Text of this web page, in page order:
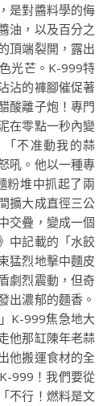
是對醬料學的侮
油，以及百分之
頂端裂開，露出
色光芒。K-999特
沾的褲腳催促著
酸離子炮！專門
在零點一秒內變
不准動我的蒜
吼。他以一種專
粉堆中抓起了兩
擴大成直徑三公
交疊，變成一個
中記載的「水餃
猛烈地擊中麵皮
劇烈震動，但奇
出濃郁的麵香。
K-999焦急地大
他那缸陳年老蒜
他搬運食材的全
999！我們要從
不行！燃料是文